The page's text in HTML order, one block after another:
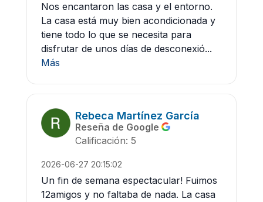
Nos encantaron las casa y el entorno.
La casa está muy bien acondicionada y
tiene todo lo que se necesita para
disfrutar de unos días de desconexió...
Más
Rebeca Martínez García
Reseña de Google
Calificación: 5
2026-06-27 20:15:02
Un fin de semana espectacular! Fuimos
12amigos y no faltaba de nada. La casa